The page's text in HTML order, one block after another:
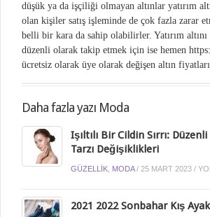
düşük ya da işçiliği olmayan altınlar yatırım
olan kişiler satış işleminde de çok fazla zarar
belli bir kara da sahip olabilirler. Yatırım altını
düzenli olarak takip etmek için ise hemen
ücretsiz olarak üye olarak değişen altın
Daha fazla yazı Moda
Işıltılı Bir Cildin Sırrı:
Tarzı Değişiklikleri
GÜZELLIK, MODA/ 25 MART 2023 /
2021 2022 Sonbahar Kış